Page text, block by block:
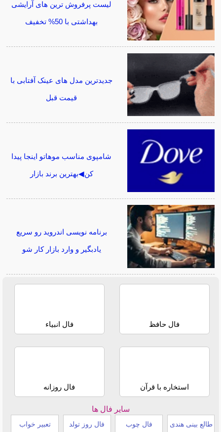
لیست پرفروش ترین های آرایشی
بهداشتی با 50% تخفیف
جدیدترین مدل های عینک آفتابی با
قیمت قبل
شامپوی مناسب موهاتو اینجا پیدا
کن◀بهترین برند بازار
برنامه نویسی اندروید رو سریع
یادبگیر و وارد بازار کار شو
فال حافظ فال انبیاء
استخاره با قرآن فال روزانه
سایر فال ها
طالع بینی هندی فال چوب فال روز تولد تعبیر خواب